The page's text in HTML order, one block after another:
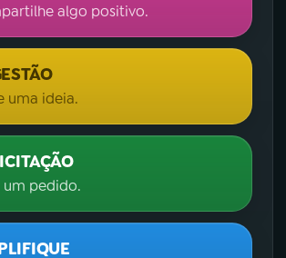
algo positivo.
uma ideia.
um pedido.